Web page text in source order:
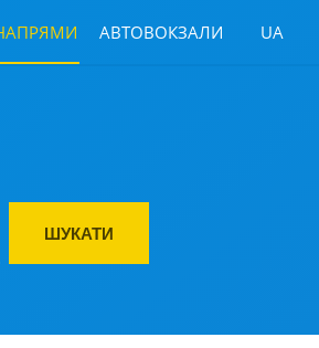
АВТОВОКЗАЛИ UA
ШУКАТИ